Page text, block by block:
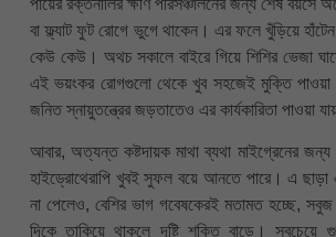
বা ফ্ল্যাট ফুট রোগে ভুগে থাকেন। এর ফলে খুঁড়িয়ে
কেউ কেউ। অথচ সকালে বাইরে গিয়ে শিশির ভেজা
এই ভয়ংকর রোগগুলো থেকে খুব সহজেই মুক্তি পাওয়া
জনিত স্নায়ুতন্ত্রের জড়তাতেও এর কার্যকারিতা পাওয়া
আবার, অত্যন্ত কষ্টদায়ক মাথা ব্যথা মাইগ্রেনের জন্য
হাইড্রোথেরাপি খুবই সুফল বয়ে আনতে পারে। এ
না পেলেও, বেশির ভাগ গবেষকেরই মতামত হচ্ছে, সবুজ
দিকে তাকিয়ে থাকলে দৃষ্টি শক্তি বাড়ে। সবচেয়ে